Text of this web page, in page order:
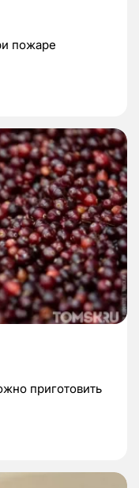
пожаре
приготовить